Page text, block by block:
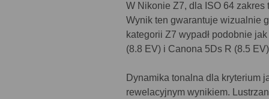
W Nikonie Z7, dla ISO 64
Wynik ten gwarantuje wizualnie
kategorii Z7 wypadł podobnie
(8.8 EV) i Canona 5Ds R (8.5
Dynamika tonalna dla kryterium
rewelacyjnym wynikiem.